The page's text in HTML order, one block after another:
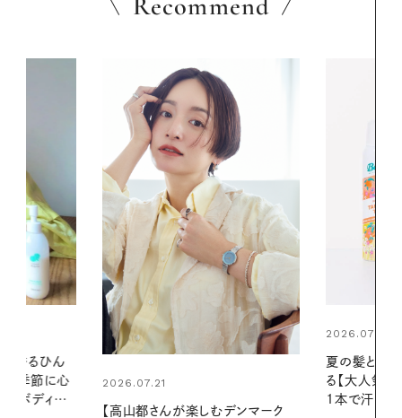
2026.07.24
る【大人気のドライシャンプー】 この
2026.06.01
暑い夏のナイ
える夜の爽